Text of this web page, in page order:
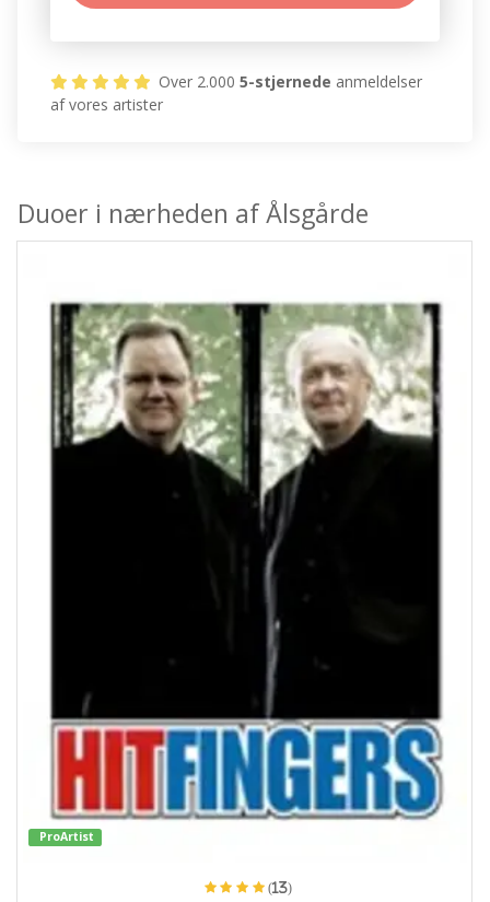
Over 2.0005-stjernede anmeldelser
af vores artister
Duoer i nærheden af Ålsgårde
ProArtist
(13)